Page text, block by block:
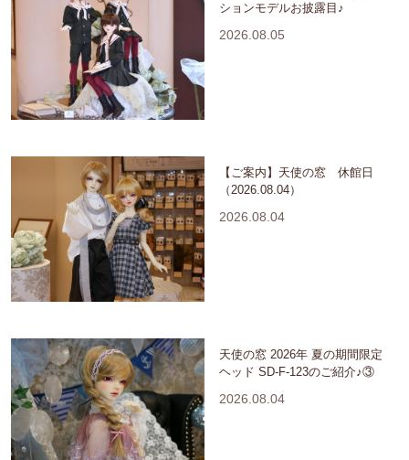
ションモデルお披露目♪
2026.08.05
【ご案内】天使の窓 休館日
（2026.08.04）
2026.08.04
天使の窓 2026年 夏の期間限定
ヘッド SD-F-123のご紹介♪③
2026.08.04